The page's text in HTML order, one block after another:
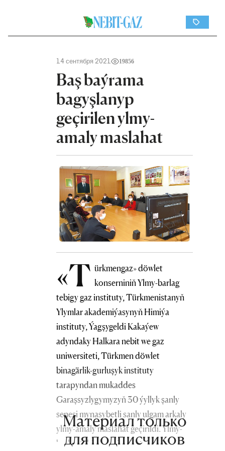
14 сентября 2021 19856
Baş baýrama
bagyşlanyp
geçirilen ylmy-
amaly maslahat
«T ürkmengaz» döwlet
konserniniň Ylmy-barlag
tebigy gaz instituty, Türkmenistanyň
Ylymlar akademiýasynyň Himiýa
instituty, Ýagşygeldi Kakaýew
adyndaky Halkara nebit we gaz
uniwersiteti, Türkmen döwlet
binagärlik-gurluşyk instituty
tarapyndan mukaddes
Garaşsyzlygymyzyň 30 ýyllyk şanly
senesi mynasybetli sanly ulgam arkaly
ylmy-amaly maslahat geçirildi. Ylmy-
barlag tebigy gaz institutynyň umumy
Материал только
для подписчиков